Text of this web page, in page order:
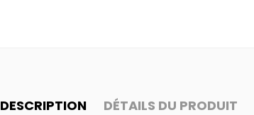
DESCRIPTION DÉTAILS DU PRODUIT